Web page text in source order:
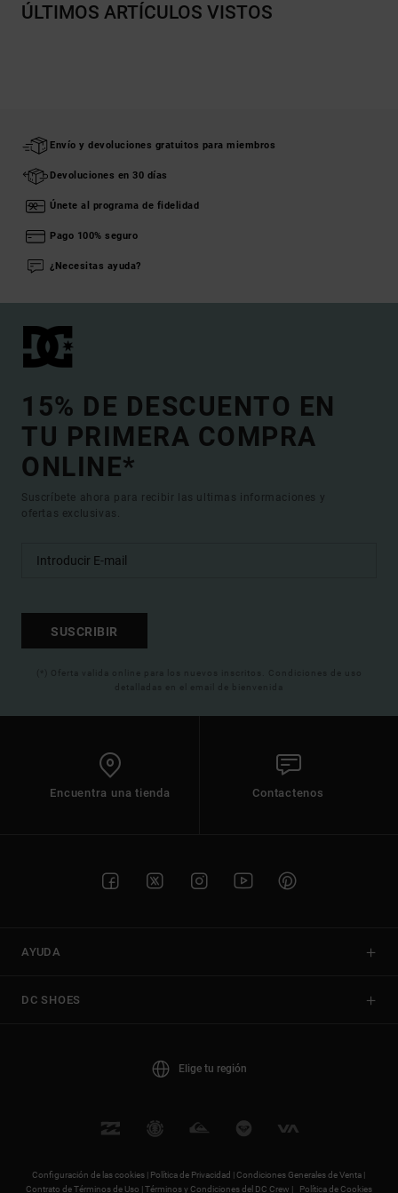
ÚLTIMOS ARTÍCULOS VISTOS
Envío y devoluciones gratuitos para miembros
Devoluciones en 30 días
Únete al programa de fidelidad
Pago 100% seguro
¿Necesitas ayuda?
15% DE DESCUENTO EN
TU PRIMERA COMPRA
ONLINE*
Suscríbete ahora para recibir las ultimas informaciones y
ofertas exclusivas.
SUSCRIBIR
(*) Oferta valida online para los nuevos inscritos. Condiciones de uso
detalladas en el email de bienvenida
Encuentra una tienda Contactenos
AYUDA
DC SHOES
Elige tu región
Configuración de las cookies | Política de Privacidad |Condiciones Generales de Venta |
Contrato de Términos de Uso |Términos y Condiciones del DC Crew | Política de Cookies